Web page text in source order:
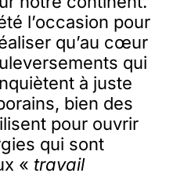
l’occasion pour
qu’au cœur
qui
à juste
bien des
pour ouvrir
qui sont
« travail